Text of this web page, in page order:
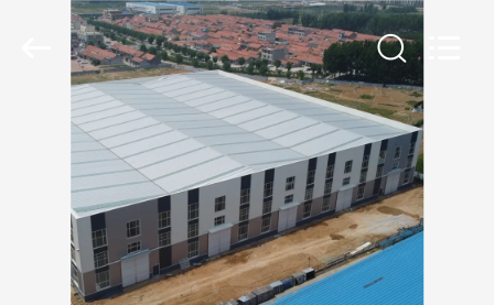
HUIS
PRODUCTEN
VIDEOS